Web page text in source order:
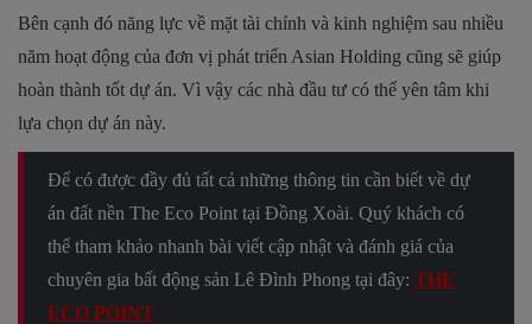
Bên cạnh đó năng lực về mặt tài chính và kinh nghiệm sau nhiều
năm hoạt động của đơn vị phát triển Asian Holding cũng sẽ giúp
hoàn thành tốt dự án. Vì vậy các nhà đầu tư có thể yên tâm khi
lựa chọn dự án này.
Để có được đầy đủ tất cả những thông tin cần biết về dự
án đất nền The Eco Point tại Đồng Xoài. Quý khách có
thể tham khảo nhanh bài viết cập nhật và đánh giá của
chuyên gia bất động sản Lê Đình Phong tại đây: THE
ECO POINT